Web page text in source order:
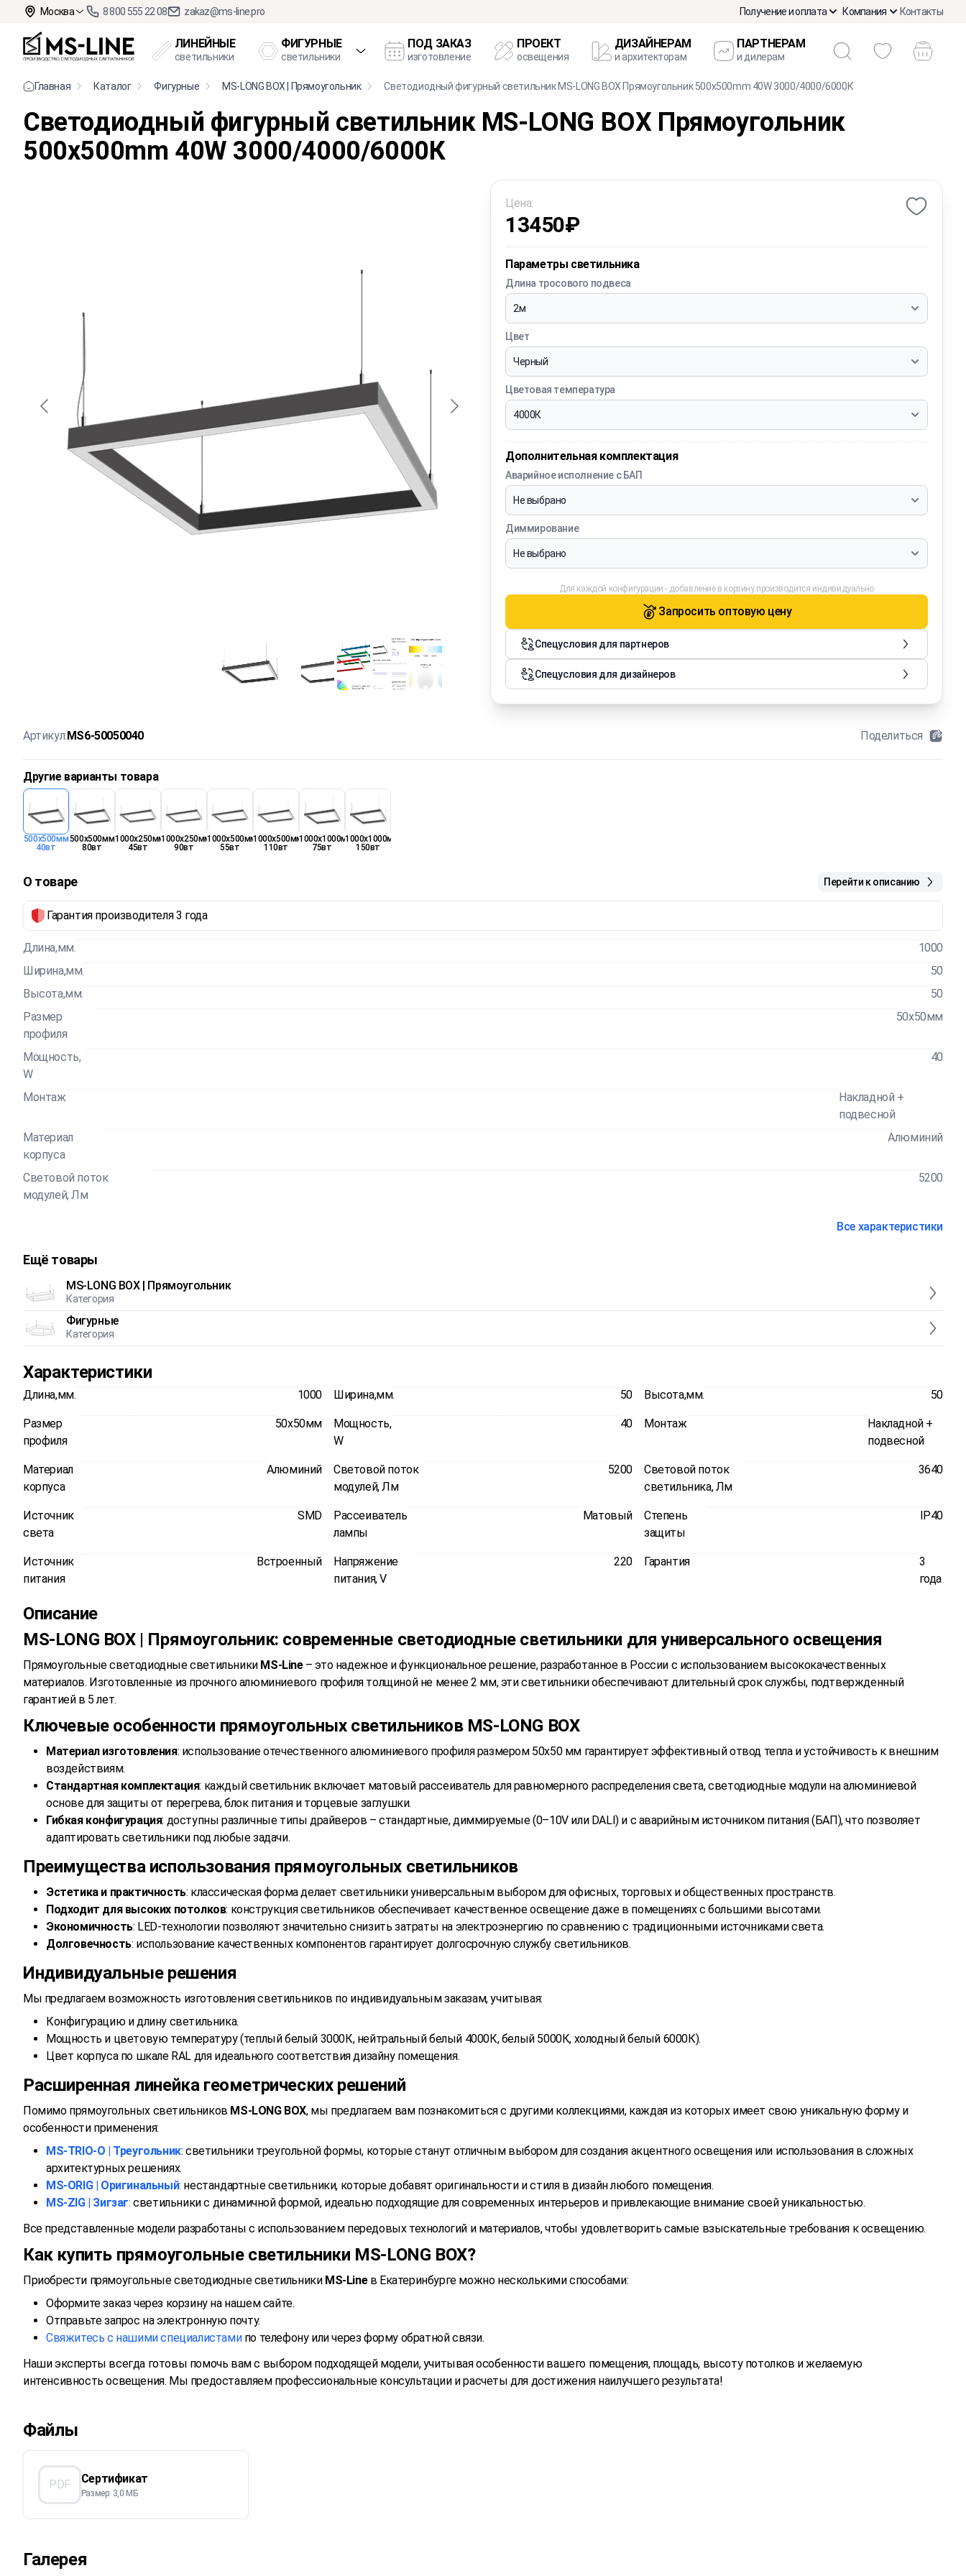
Москва 8 800 555 22 08 zakaz@ms-line.pro Получение и оплата Компания Контакты
ЛИНЕЙНЫЕ
светильники
ФИГУРНЫЕ
светильники
ПОД ЗАКАЗ
изготовление
ПРОЕКТ
освещения
ДИЗАЙНЕРАМ
и архитекторам
ПАРТНЕРАМ
и дилерам
Главная Каталог Фигурные MS-LONG BOX | Прямоугольник Светодиодный фигурный светильник MS-LONG BOX Прямоугольник 500x500mm 40W 3000/4000/6000К
Светодиодный фигурный светильник MS-LONG BOX Прямоугольник
500x500mm 40W 3000/4000/6000К
Артикул:MS6-50050040 Поделиться
Другие варианты товара
500х500мм
40вт
500х500мм
80вт
1000х250мм
45вт
1000х250мм
90вт
1000х500мм
55вт
1000х500мм
110вт
1000х1000мм
75вт
1000х1000мм
150вт
О товаре Перейти к описанию
Гарантия производителя 3 года
Длина,мм.
1000
Ширина,мм.
50
Высота,мм.
50
Размер
профиля
50x50мм
Мощность,
W
40
Монтаж
Накладной +
подвесной
Материал
корпуса
Алюминий
Световой поток
модулей, Лм
5200
Все характеристики
Ещё товары
MS-LONG BOX | Прямоугольник
Категория
Фигурные
Категория
Цена:
13450₽
Параметры светильника
Длина тросового подвеса
Цвет
Цветовая температура
Дополнительная комплектация
Аварийное исполнение с БАП
Диммирование
Для каждой конфигурации - добавление в корзину производится индивидуально
Запросить оптовую цену
Спецусловия для партнеров
Спецусловия для дизайнеров
Характеристики
Длина,мм. 1000 Ширина,мм. 50 Высота,мм. 50
Размер
профиля
50x50мм
Мощность,
W
40 Монтаж
Накладной +
подвесной
Материал
корпуса
Алюминий
Световой поток
модулей, Лм
5200
Световой поток
светильника, Лм
3640
Источник
света
SMD
Рассеиватель
лампы
Матовый
Степень
защиты
IP40
Источник
питания
Встроенный
Напряжение
питания, V
220 Гарантия
3
года
Описание
MS-LONG BOX | Прямоугольник: современные светодиодные светильники для универсального освещения
Прямоугольные светодиодные светильники MS-Line – это надежное и функциональное решение, разработанное в России с использованием высококачественных
материалов. Изготовленные из прочного алюминиевого профиля толщиной не менее 2 мм, эти светильники обеспечивают длительный срок службы, подтвержденный
гарантией в 5 лет.
Ключевые особенности прямоугольных светильников MS-LONG BOX
Материал изготовления: использование отечественного алюминиевого профиля размером 50х50 мм гарантирует эффективный отвод тепла и устойчивость к внешним
воздействиям.
Стандартная комплектация: каждый светильник включает матовый рассеиватель для равномерного распределения света, светодиодные модули на алюминиевой
основе для защиты от перегрева, блок питания и торцевые заглушки.
Гибкая конфигурация: доступны различные типы драйверов – стандартные, диммируемые (0–10V или DALI) и с аварийным источником питания (БАП), что позволяет
адаптировать светильники под любые задачи.
Преимущества использования прямоугольных светильников
Эстетика и практичность: классическая форма делает светильники универсальным выбором для офисных, торговых и общественных пространств.
Подходит для высоких потолков: конструкция светильников обеспечивает качественное освещение даже в помещениях с большими высотами.
Экономичность: LED-технологии позволяют значительно снизить затраты на электроэнергию по сравнению с традиционными источниками света.
Долговечность: использование качественных компонентов гарантирует долгосрочную службу светильников.
Индивидуальные решения
Мы предлагаем возможность изготовления светильников по индивидуальным заказам, учитывая:
Конфигурацию и длину светильника.
Мощность и цветовую температуру (теплый белый 3000К, нейтральный белый 4000К, белый 5000К, холодный белый 6000К).
Цвет корпуса по шкале RAL для идеального соответствия дизайну помещения.
Расширенная линейка геометрических решений
Помимо прямоугольных светильников MS-LONG BOX, мы предлагаем вам познакомиться с другими коллекциями, каждая из которых имеет свою уникальную форму и
особенности применения:
MS-TRIO-O | Треугольник: светильники треугольной формы, которые станут отличным выбором для создания акцентного освещения или использования в сложных
архитектурных решениях.
MS-ORIG | Оригинальный: нестандартные светильники, которые добавят оригинальности и стиля в дизайн любого помещения.
MS-ZIG | Зигзаг: светильники с динамичной формой, идеально подходящие для современных интерьеров и привлекающие внимание своей уникальностью.
Все представленные модели разработаны с использованием передовых технологий и материалов, чтобы удовлетворить самые взыскательные требования к освещению.
Как купить прямоугольные светильники MS-LONG BOX?
Приобрести прямоугольные светодиодные светильники MS-Line в Екатеринбурге можно несколькими способами:
Оформите заказ через корзину на нашем сайте.
Отправьте запрос на электронную почту.
Свяжитесь с нашими специалистамипо телефону или через форму обратной связи.
Наши эксперты всегда готовы помочь вам с выбором подходящей модели, учитывая особенности вашего помещения, площадь, высоту потолков и желаемую
интенсивность освещения. Мы предоставляем профессиональные консультации и расчеты для достижения наилучшего результата!
Файлы
PDF Сертификат
Размер: 3,0 МБ
Галерея